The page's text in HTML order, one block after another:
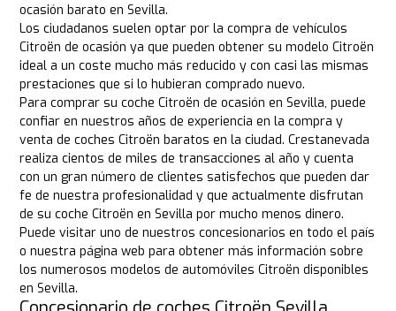
ocasión barato en Sevilla.
Los ciudadanos suelen optar por la compra de vehículos
Citroën de ocasión ya que pueden obtener su modelo Citroën
ideal a un coste mucho más reducido y con casi las mismas
prestaciones que si lo hubieran comprado nuevo.
Para comprar su coche Citroën de ocasión en Sevilla, puede
confiar en nuestros años de experiencia en la compra y
venta de coches Citroën baratos en la ciudad. Crestanevada
realiza cientos de miles de transacciones al año y cuenta
con un gran número de clientes satisfechos que pueden dar
fe de nuestra profesionalidad y que actualmente disfrutan
de su coche Citroën en Sevilla por mucho menos dinero.
Puede visitar uno de nuestros concesionarios en todo el país
o nuestra página web para obtener más información sobre
los numerosos modelos de automóviles Citroën disponibles
en Sevilla.